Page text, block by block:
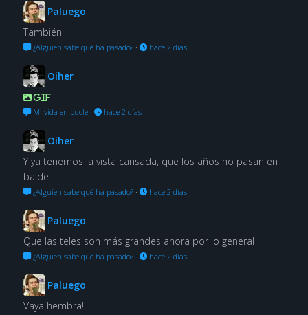
Paluego
También
¿Alguien sabe qué ha pasado?· hace 2 días
Oiher
GIF
Mi vida en bucle· hace 2 días
Oiher
Y ya tenemos la vista cansada, que los años no pasan en
balde.
¿Alguien sabe qué ha pasado?· hace 2 días
Paluego
Que las teles son más grandes ahora por lo general
¿Alguien sabe qué ha pasado?· hace 2 días
Paluego
Vaya hembra!